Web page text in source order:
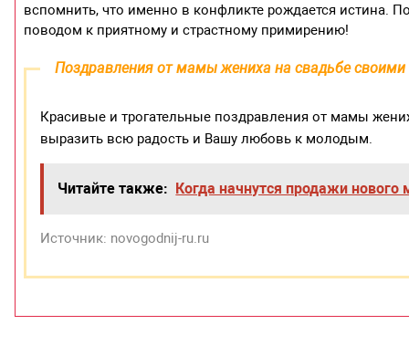
вспомнить, что именно в конфликте рождается
поводом к приятному и страстному примирению!
Поздравления от мамы жениха на свадьбе
Красивые и трогательные поздравления от мамы
выразить всю радость и Вашу любовь к молодым.
Читайте также: Когда начнутся продажи нового
Источник: novogodnij-ru.ru